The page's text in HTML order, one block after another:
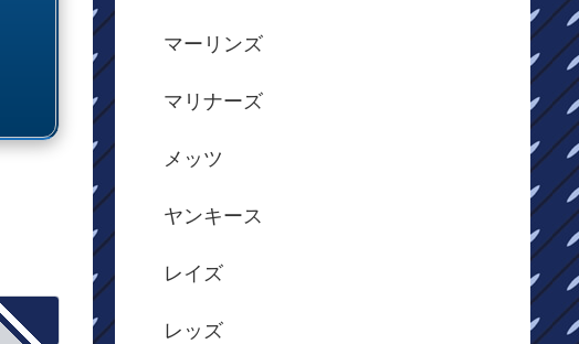
マーリンズ
マリナーズ
メッツ
ヤンキース
レイズ
レッズ